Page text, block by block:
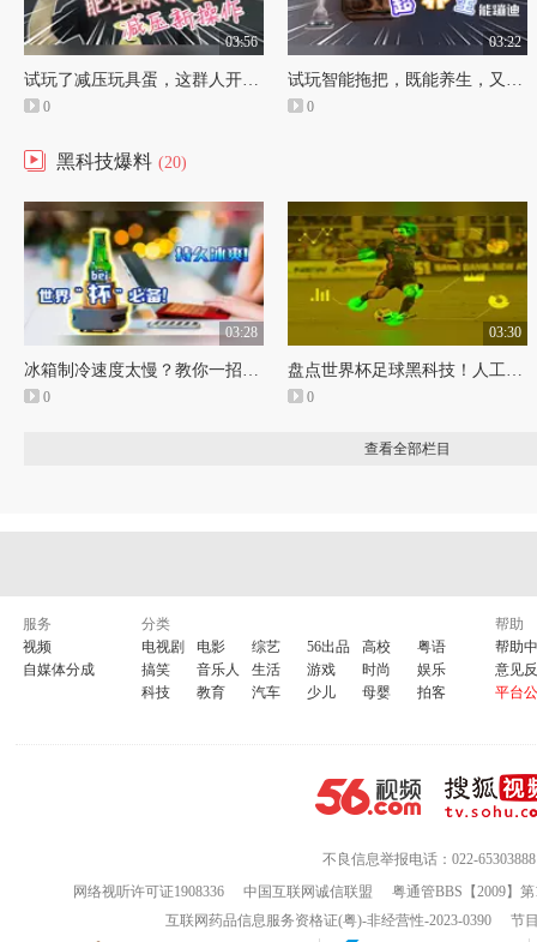
03:56
试玩了减压玩具蛋，这群人开始放飞自我，变成了智障！
0
03:22
试玩智能拖把，既能养生，又能蹦迪，从此不用操心家务活！
0
黑科技爆料 (20)
03:28
冰箱制冷速度太慢？教你一招，30秒内就能喝到冰冻饮料！
0
03:30
盘点世界杯足球黑科技！人工智能将逐渐替代裁判！
0
查看全部栏目
服务
视频
自媒体分成
分类
电视剧
电影 综艺 56出品 高校
粤语
搞笑
音乐人 生活 游戏 时尚
娱乐
科技
教育 汽车 少儿 母婴 拍客
帮助
帮助
意见
平台
不良信息举报电话：022-65303888
网络视听许可证1908336
中国互联网诚信联盟
粤通管BBS【2009】
互联网药品信息服务资格证(粤)-非经营性-2023-0390
节